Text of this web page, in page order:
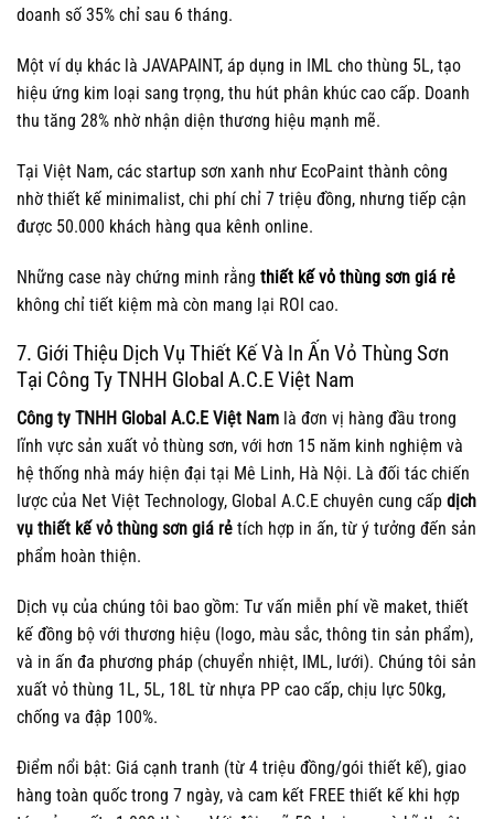
doanh số 35% chỉ sau 6 tháng.
Một ví dụ khác là JAVAPAINT, áp dụng in IML cho thùng 5L, tạo
hiệu ứng kim loại sang trọng, thu hút phân khúc cao cấp. Doanh
thu tăng 28% nhờ nhận diện thương hiệu mạnh mẽ.
Tại Việt Nam, các startup sơn xanh như EcoPaint thành công
nhờ thiết kế minimalist, chi phí chỉ 7 triệu đồng, nhưng tiếp cận
được 50.000 khách hàng qua kênh online.
Những case này chứng minh rằng thiết kế vỏ thùng sơn giá rẻ
không chỉ tiết kiệm mà còn mang lại ROI cao.
7. Giới Thiệu Dịch Vụ Thiết Kế Và In Ấn Vỏ Thùng Sơn
Tại Công Ty TNHH Global A.C.E Việt Nam
Công ty TNHH Global A.C.E Việt Nam là đơn vị hàng đầu trong
lĩnh vực sản xuất vỏ thùng sơn, với hơn 15 năm kinh nghiệm và
hệ thống nhà máy hiện đại tại Mê Linh, Hà Nội. Là đối tác chiến
lược của Net Việt Technology, Global A.C.E chuyên cung cấp dịch
vụ thiết kế vỏ thùng sơn giá rẻ tích hợp in ấn, từ ý tưởng đến sản
phẩm hoàn thiện.
Dịch vụ của chúng tôi bao gồm: Tư vấn miễn phí về maket, thiết
kế đồng bộ với thương hiệu (logo, màu sắc, thông tin sản phẩm),
và in ấn đa phương pháp (chuyển nhiệt, IML, lưới). Chúng tôi sản
xuất vỏ thùng 1L, 5L, 18L từ nhựa PP cao cấp, chịu lực 50kg,
chống va đập 100%.
Điểm nổi bật: Giá cạnh tranh (từ 4 triệu đồng/gói thiết kế), giao
hàng toàn quốc trong 7 ngày, và cam kết FREE thiết kế khi hợp